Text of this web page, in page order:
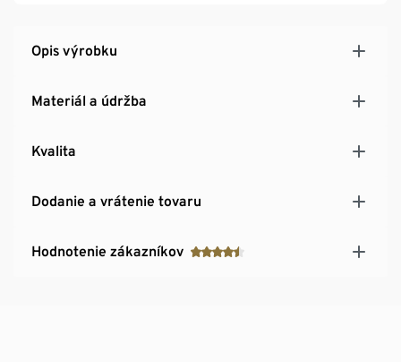
Opis výrobku
Materiál a údržba
Kvalita
Dodanie a vrátenie tovaru
Hodnotenie zákazníkov